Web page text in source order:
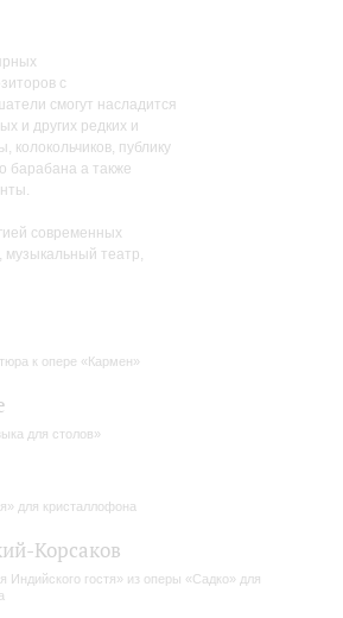
с
смогут насладится
и других редких и
публику
барабана а также
современных
театр,
к опере «Кармен»
для столов»
для кристаллофона
Корсаков
Индийского гостя» из оперы «Садко» для